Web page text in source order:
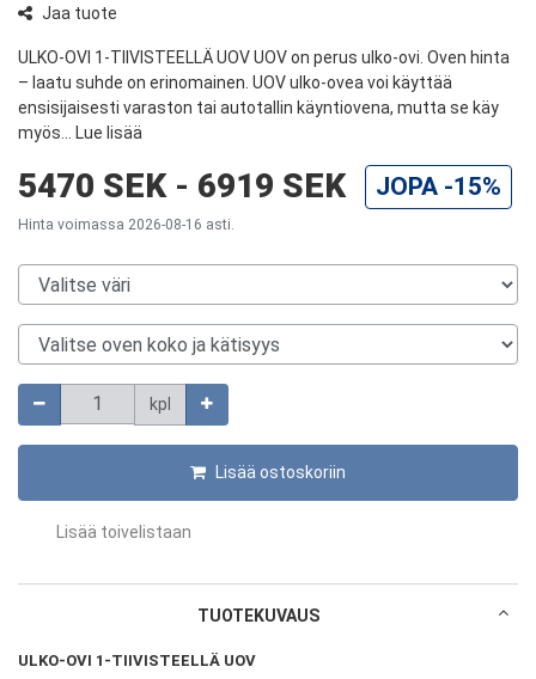
Jaa tuote
ULKO-OVI 1-TIIVISTEELLÄ UOV UOV on perus ulko-ovi. Oven hinta
– laatu suhde on erinomainen. UOV ulko-ovea voi käyttää
ensisijaisesti varaston tai autotallin käyntiovena, mutta se käy
myös... Lue lisää
5470 SEK- 6919 SEK JOPA -15%
Hinta voimassa 2026-08-16 asti.
Valitse väri
Valitse oven koko ja kätisyys
kpl
Lisää ostoskoriin
Lisää toivelistaan
TUOTEKUVAUS
ULKO-OVI 1-TIIVISTEELLÄ UOV